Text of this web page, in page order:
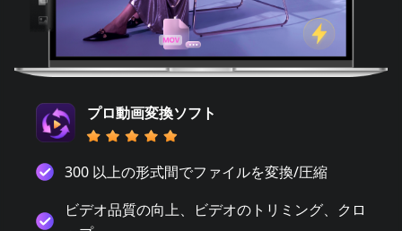
プロ動画変換ソフト
300 以上の形式間でファイルを変換/圧縮
ビデオ品質の向上、ビデオのトリミング、クロ